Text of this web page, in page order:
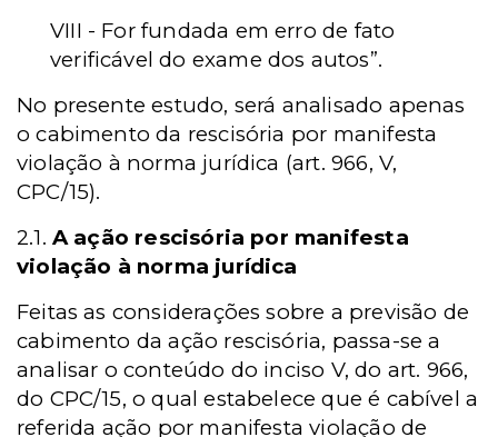
VIII - For fundada em erro de fato
verificável do exame dos autos”.
No presente estudo, será analisado apenas
o cabimento da rescisória por manifesta
violação à norma jurídica (art. 966, V,
CPC/15).
2.1. A ação rescisória por manifesta
violação à norma jurídica
Feitas as considerações sobre a previsão de
cabimento da ação rescisória, passa-se a
analisar o conteúdo do inciso V, do art. 966,
do CPC/15, o qual estabelece que é cabível a
referida ação por manifesta violação de